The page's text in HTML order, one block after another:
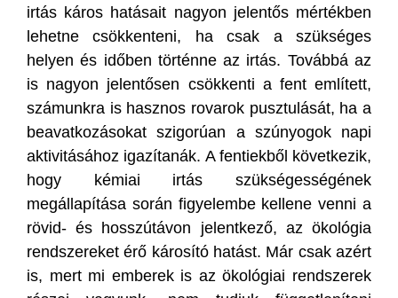
irtás káros hatásait nagyon jelentős mértékben
lehetne csökkenteni, ha csak a szükséges
helyen és időben történne az irtás. Továbbá az
is nagyon jelentősen csökkenti a fent említett,
számunkra is hasznos rovarok pusztulását, ha a
beavatkozásokat szigorúan a szúnyogok napi
aktivitásához igazítanák. A fentiekből következik,
hogy kémiai irtás szükségességének
megállapítása során figyelembe kellene venni a
rövid- és hosszútávon jelentkező, az ökológia
rendszereket érő károsító hatást. Már csak azért
is, mert mi emberek is az ökológiai rendszerek